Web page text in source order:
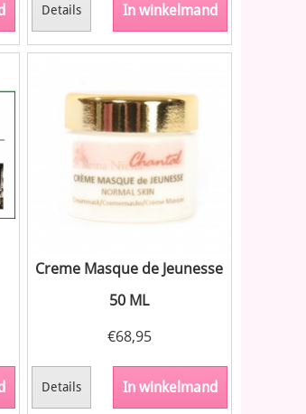
Details In winkelmand
Creme Masque de Jeunesse
50 ML
€68,95
Details In winkelmand